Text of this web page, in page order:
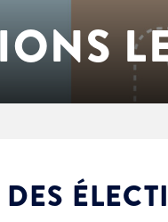
municipal
DES